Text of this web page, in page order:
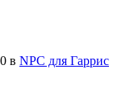
в NPC для Гаррис